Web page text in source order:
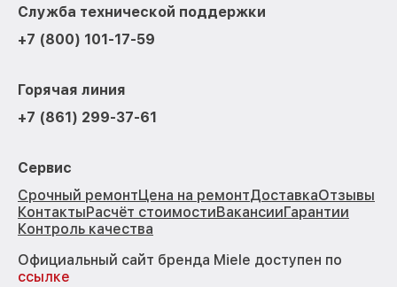
Служба технической поддержки
+7 (800) 101-17-59
Горячая линия
+7 (861) 299-37-61
Сервис
Срочный ремонтЦена на ремонтДоставкаОтзывы
КонтактыРасчёт стоимостиВакансииГарантии
Контроль качества
Официальный сайт бренда Miele доступен по
ссылке